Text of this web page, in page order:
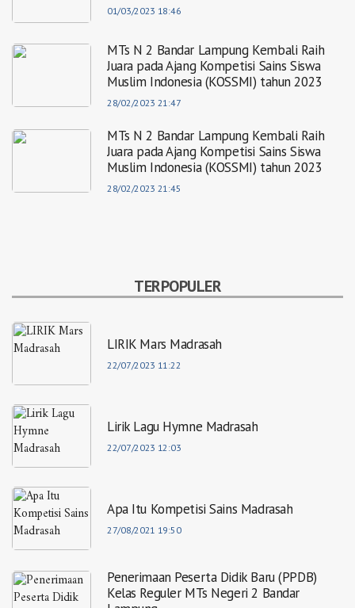
01/03/2023 18:46
MTs N 2 Bandar Lampung Kembali Raih
Juara pada Ajang Kompetisi Sains Siswa
Muslim Indonesia (KOSSMI) tahun 2023
28/02/2023 21:47
MTs N 2 Bandar Lampung Kembali Raih
Juara pada Ajang Kompetisi Sains Siswa
Muslim Indonesia (KOSSMI) tahun 2023
28/02/2023 21:45
TERPOPULER
LIRIK Mars Madrasah
22/07/2023 11:22
Lirik Lagu Hymne Madrasah
22/07/2023 12:03
Apa Itu Kompetisi Sains Madrasah
27/08/2021 19:50
Penerimaan Peserta Didik Baru (PPDB)
Kelas Reguler MTs Negeri 2 Bandar